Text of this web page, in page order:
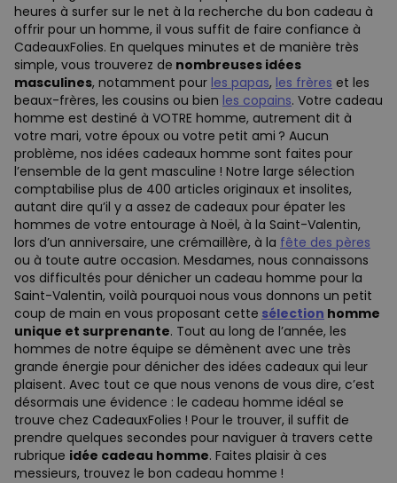
heures à surfer sur le net à la recherche du bon cadeau à
offrir pour un homme, il vous suffit de faire confiance à
CadeauxFolies. En quelques minutes et de manière très
simple, vous trouverez de nombreuses idées
masculines, notamment pour les papas, les frères et les
beaux-frères, les cousins ou bien les copains. Votre cadeau
homme est destiné à VOTRE homme, autrement dit à
votre mari, votre époux ou votre petit ami ? Aucun
problème, nos idées cadeaux homme sont faites pour
l’ensemble de la gent masculine ! Notre large sélection
comptabilise plus de 400 articles originaux et insolites,
autant dire qu’il y a assez de cadeaux pour épater les
hommes de votre entourage à Noël, à la Saint-Valentin,
lors d’un anniversaire, une crémaillère, à la fête des pères
ou à toute autre occasion. Mesdames, nous connaissons
vos difficultés pour dénicher un cadeau homme pour la
Saint-Valentin, voilà pourquoi nous vous donnons un petit
coup de main en vous proposant cette sélection homme
unique et surprenante. Tout au long de l’année, les
hommes de notre équipe se démènent avec une très
grande énergie pour dénicher des idées cadeaux qui leur
plaisent. Avec tout ce que nous venons de vous dire, c’est
désormais une évidence : le cadeau homme idéal se
trouve chez CadeauxFolies ! Pour le trouver, il suffit de
prendre quelques secondes pour naviguer à travers cette
rubrique idée cadeau homme. Faites plaisir à ces
messieurs, trouvez le bon cadeau homme !